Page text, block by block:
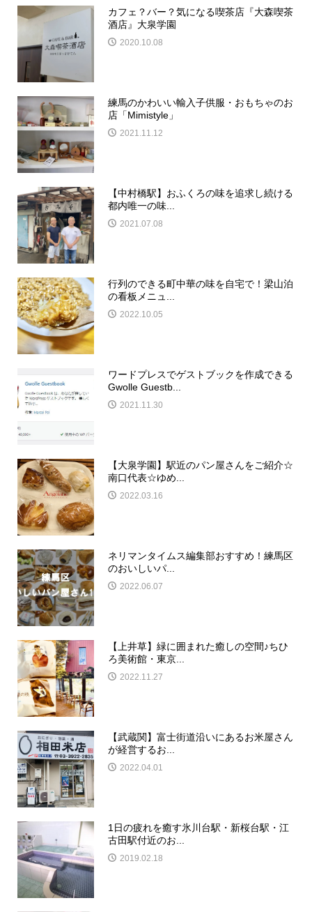
カフェ？バー？気になる喫茶店『大森喫茶
酒店』大泉学園
2020.10.08
練馬のかわいい輸入子供服・おもちゃのお
店「Mimistyle」
2021.11.12
【中村橋駅】おふくろの味を追求し続ける
都内唯一の味...
2021.07.08
行列のできる町中華の味を自宅で！梁山泊
の看板メニュ...
2022.10.05
ワードプレスでゲストブックを作成できる
Gwolle Guestb...
2021.11.30
【大泉学園】駅近のパン屋さんをご紹介☆
南口代表☆ゆめ...
2022.03.16
ネリマンタイムス編集部おすすめ！練馬区
のおいしいパ...
2022.06.07
【上井草】緑に囲まれた癒しの空間♪ちひ
ろ美術館・東京...
2022.11.27
【武蔵関】富士街道沿いにあるお米屋さん
が経営するお...
2022.04.01
1日の疲れを癒す氷川台駅・新桜台駅・江
古田駅付近のお...
2019.02.18